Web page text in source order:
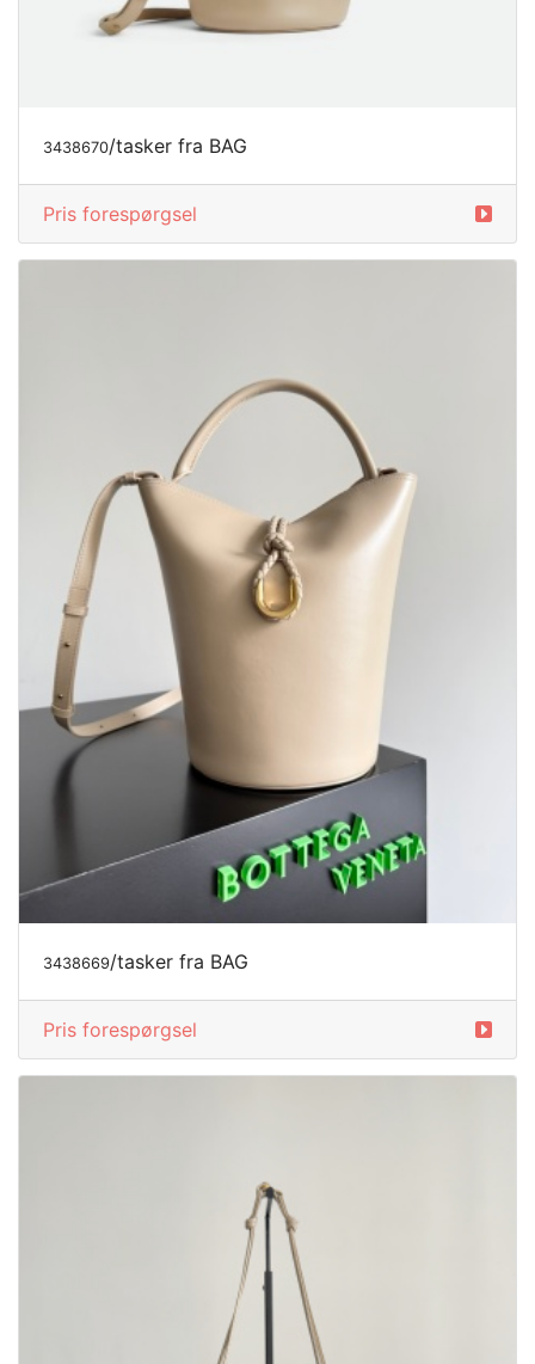
3438670/tasker fra BAG
Pris forespørgsel
3438669/tasker fra BAG
Pris forespørgsel